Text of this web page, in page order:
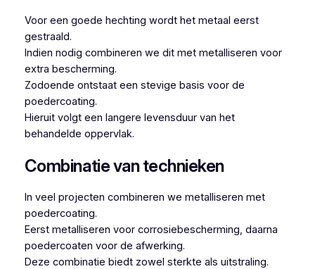
Voor een goede hechting wordt het metaal eerst
gestraald.
Indien nodig combineren we dit met metalliseren voor
extra bescherming.
Zodoende ontstaat een stevige basis voor de
poedercoating.
Hieruit volgt een langere levensduur van het
behandelde oppervlak.
Combinatie van technieken
In veel projecten combineren we metalliseren met
poedercoating.
Eerst metalliseren voor corrosiebescherming, daarna
poedercoaten voor de afwerking.
Deze combinatie biedt zowel sterkte als uitstraling.